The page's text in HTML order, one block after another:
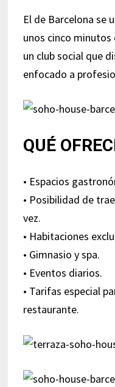
El de Barcelona se
unos cinco minutos
un club social que
enfocado a
QUÉ
• Espacios
• Posibilidad de
vez.
• Habitaciones
• Gimnasio y spa.
• Eventos diarios.
• Tarifas especial
restaurante.